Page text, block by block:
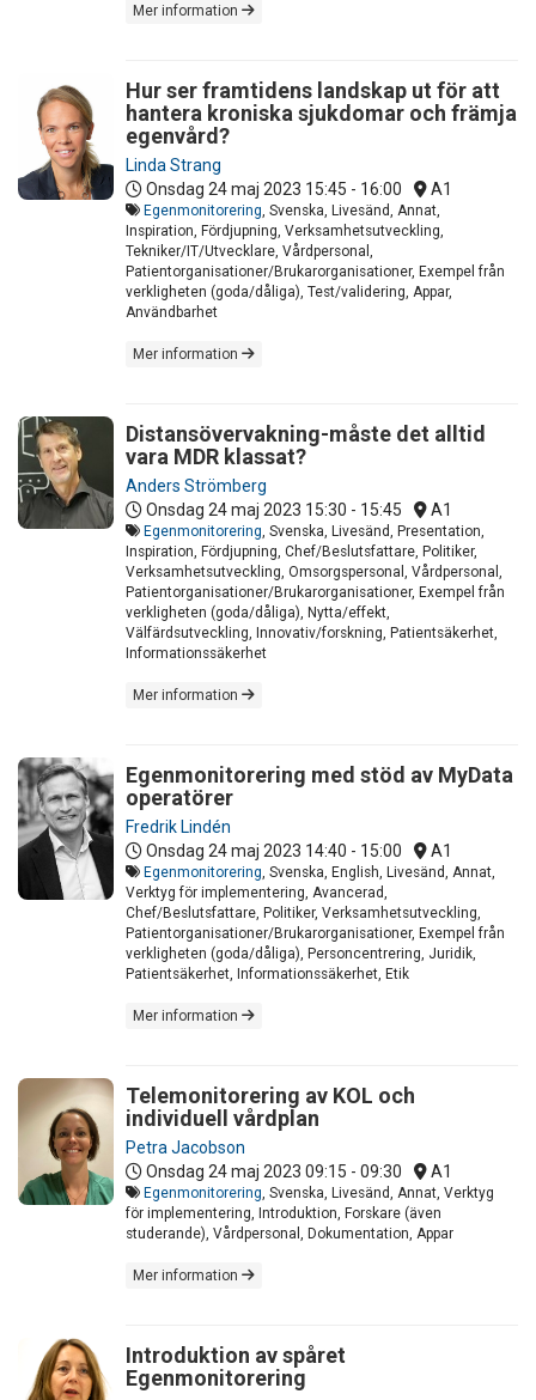
Mer information
Hur ser framtidens landskap ut för att
hantera kroniska sjukdomar och främja
egenvård?
Linda Strang
Onsdag 24 maj 2023 15:45 - 16:00 A1
Egenmonitorering , Svenska, Livesänd, Annat,
Inspiration, Fördjupning, Verksamhetsutveckling,
Tekniker/IT/Utvecklare, Vårdpersonal,
Patientorganisationer/Brukarorganisationer, Exempel från
verkligheten (goda/dåliga), Test/validering, Appar,
Användbarhet
Mer information
Distansövervakning-måste det alltid
vara MDR klassat?
Anders Strömberg
Onsdag 24 maj 2023 15:30 - 15:45 A1
Egenmonitorering , Svenska, Livesänd, Presentation,
Inspiration, Fördjupning, Chef/Beslutsfattare, Politiker,
Verksamhetsutveckling, Omsorgspersonal, Vårdpersonal,
Patientorganisationer/Brukarorganisationer, Exempel från
verkligheten (goda/dåliga), Nytta/effekt,
Välfärdsutveckling, Innovativ/forskning, Patientsäkerhet,
Informationssäkerhet
Mer information
Egenmonitorering med stöd av MyData
operatörer
Fredrik Lindén
Onsdag 24 maj 2023 14:40 - 15:00 A1
Egenmonitorering , Svenska, English, Livesänd, Annat,
Verktyg för implementering, Avancerad,
Chef/Beslutsfattare, Politiker, Verksamhetsutveckling,
Patientorganisationer/Brukarorganisationer, Exempel från
verkligheten (goda/dåliga), Personcentrering, Juridik,
Patientsäkerhet, Informationssäkerhet, Etik
Mer information
Telemonitorering av KOL och
individuell vårdplan
Petra Jacobson
Onsdag 24 maj 2023 09:15 - 09:30 A1
Egenmonitorering , Svenska, Livesänd, Annat, Verktyg
för implementering, Introduktion, Forskare (även
studerande), Vårdpersonal, Dokumentation, Appar
Mer information
Introduktion av spåret
Egenmonitorering